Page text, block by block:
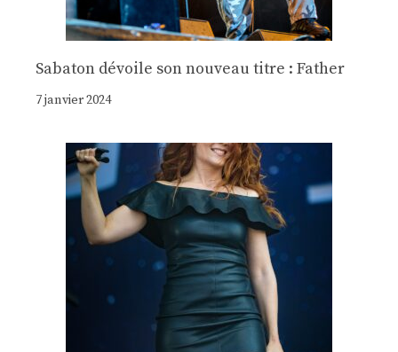
Sabaton dévoile son nouveau titre : Father
7 janvier 2024